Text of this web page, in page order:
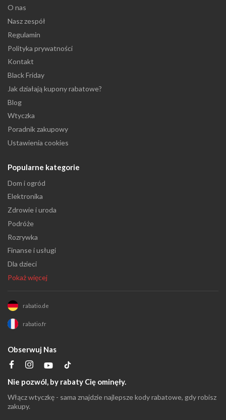
O nas
Nasz zespół
Regulamin
Polityka prywatności
Kontakt
Black Friday
Jak działają kupony rabatowe?
Blog
Wtyczka
Poradnik zakupowy
Ustawienia cookies
Popularne kategorie
Dom i ogród
Elektronika
Zdrowie i uroda
Podróże
Rozrywka
Finanse i usługi
Dla dzieci
Pokaż więcej
rabatio.de
rabatio.fr
Obserwuj Nas
Nie pozwól, by rabaty Cię ominęły.
Włącz wtyczkę - sama znajdzie najlepsze kody rabatowe, gdy robisz
zakupy.